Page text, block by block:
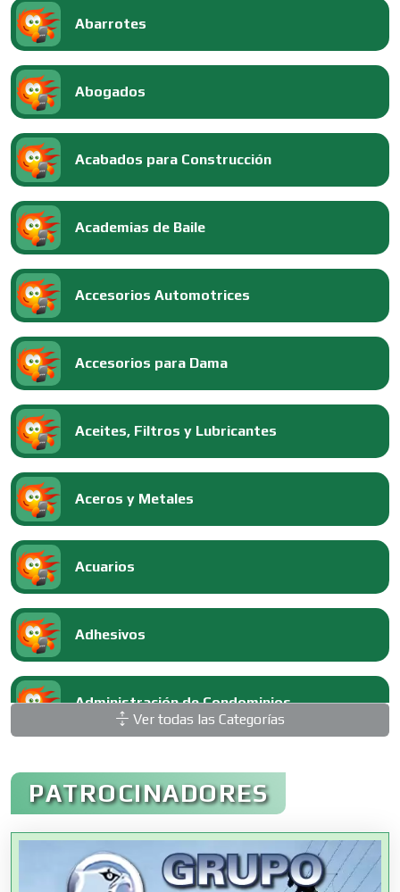
Abarrotes
Abogados
Acabados para Construcción
Academias de Baile
Accesorios Automotrices
Accesorios para Dama
Aceites, Filtros y Lubricantes
Aceros y Metales
Acuarios
Adhesivos
Administración de Condominios
Administración de Empresas
Agencias Aduanales
Ver todas las Categorías
PATROCINADORES